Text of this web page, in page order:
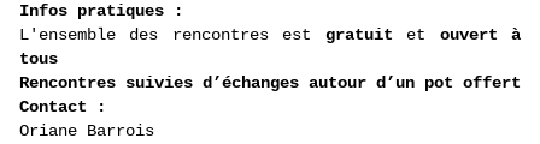
Infos pratiques :
L'ensemble des rencontres est gratuit et ouvert à
tous
Rencontres suivies d’échanges autour d’un pot offert
Contact :
Oriane Barrois